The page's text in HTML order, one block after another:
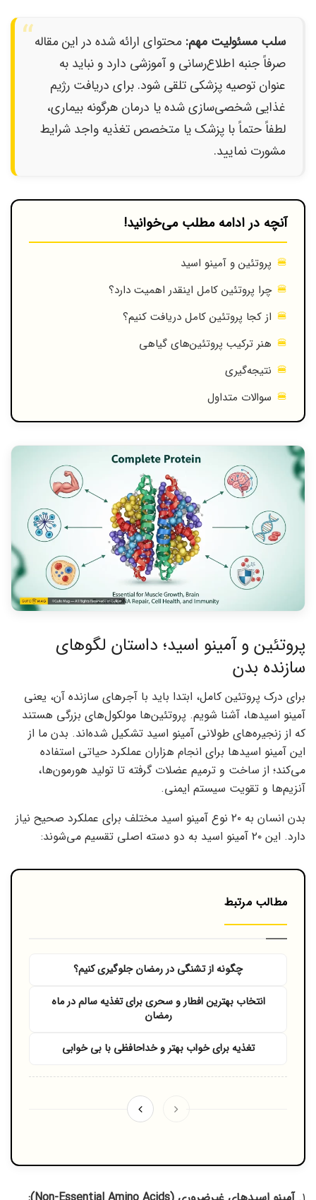
سلب مسئولیت مهم: محتوای ارائه شده در این مقاله
صرفاً جنبه اطلاع‌رسانی و آموزشی دارد و نباید به
عنوان توصیه پزشکی تلقی شود. برای دریافت رژیم
غذایی شخصی‌سازی شده یا درمان هرگونه بیماری،
لطفاً حتماً با پزشک یا متخصص تغذیه واجد شرایط
مشورت نمایید.
آنچه در ادامه مطلب می‌خوانید!
پروتئین و آمینو اسید
چرا پروتئین کامل اینقدر اهمیت دارد؟
از کجا پروتئین کامل دریافت کنیم؟
هنر ترکیب پروتئین‌های گیاهی
نتیجه‌گیری
سوالات متداول
پروتئین و آمینو اسید؛ داستان لگوهای
سازنده بدن
برای درک پروتئین کامل، ابتدا باید با آجرهای سازنده آن، یعنی
آمینو اسیدها، آشنا شویم. پروتئین‌ها مولکول‌های بزرگی هستند
که از زنجیره‌های طولانی آمینو اسید تشکیل شده‌اند. بدن ما از
این آمینو اسیدها برای انجام هزاران عملکرد حیاتی استفاده
می‌کند؛ از ساخت و ترمیم عضلات گرفته تا تولید هورمون‌ها،
آنزیم‌ها و تقویت سیستم ایمنی.
بدن انسان به ۲۰ نوع آمینو اسید مختلف برای عملکرد صحیح نیاز
دارد. این ۲۰ آمینو اسید به دو دسته اصلی تقسیم می‌شوند:
مطالب مرتبط
چگونه از تشنگی در رمضان جلوگیری کنیم؟
انتخاب بهترین افطار و سحری برای تغذیه سالم در ماه
رمضان
تغذیه برای خواب بهتر و خداحافظی با بی‌ خوابی